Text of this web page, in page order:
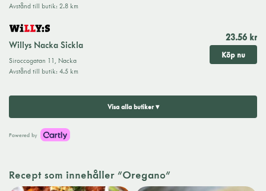
Avstånd till butik: 2.8 km
Willys Nacka Sickla
Siroccogatan 11 , Nacka
Avstånd till butik: 4.5 km
23.56 kr
Köp nu
Visa alla butiker ▾
Powered by
Recept som innehåller "Oregano"